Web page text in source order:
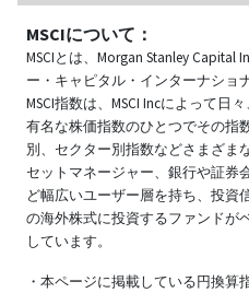
MSCIについて：
MSCIとは、Morgan Stanley
ー・キャピタル・インターナショ
MSCI指数は、MSCI Incによって日
有名な株価指数のひとつでその指
別、セクター別指数などさまざま
セットマネージャー、銀行や証券
ど幅広いユーザー層を持ち、投資
の海外株式に投資するファンドが
しています。
・本ページに掲載している円換算